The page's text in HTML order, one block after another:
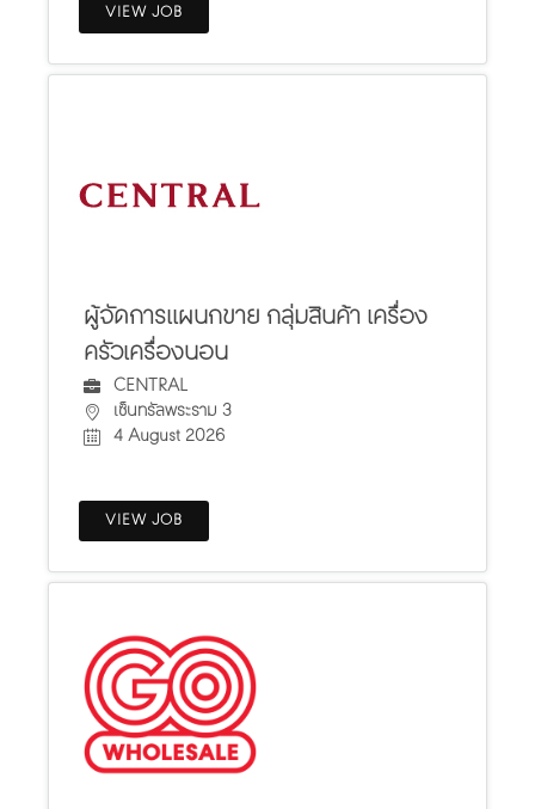
VIEW JOB
ผู้จัดการแผนกขาย กลุ่มสินค้า เครื่อง
ครัวเครื่องนอน
CENTRAL
เซ็นทรัลพระราม 3
4 August 2026
VIEW JOB